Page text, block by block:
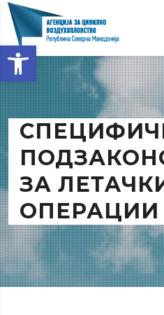
Open toolbar
ЗА
ОПЕРАЦИИ